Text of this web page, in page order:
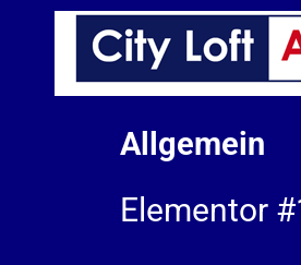
Allgemein
Elementor